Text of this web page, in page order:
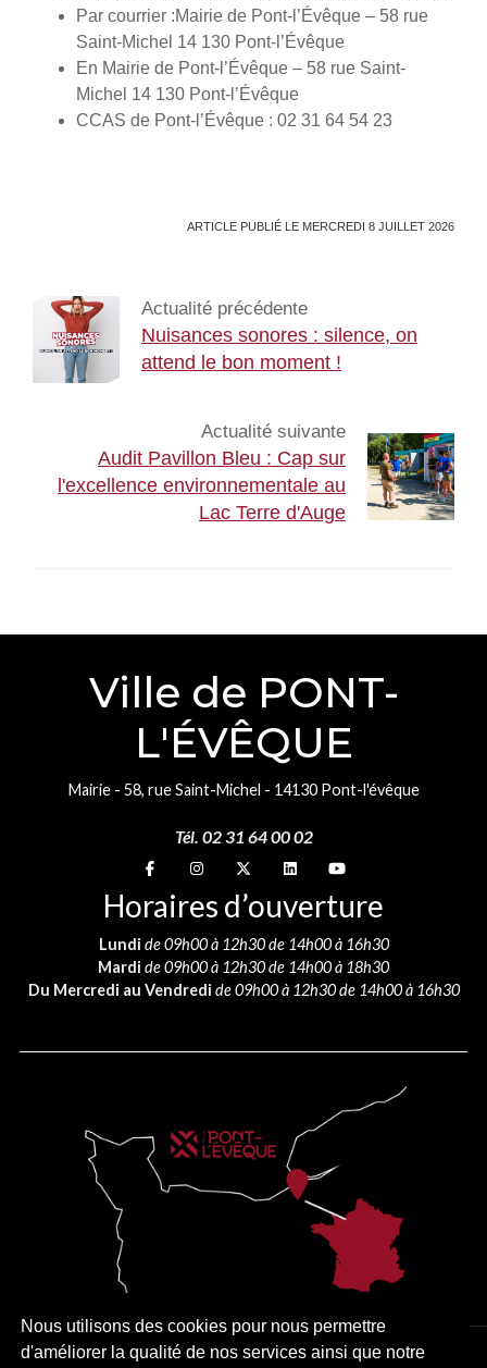
Nous utilisons des cookies pour nous permettre
d'améliorer la qualité de nos services ainsi que notre
Par courrier :Mairie de Pont-l’Évêque – 58 rue
Saint-Michel 14 130 Pont-l’Évêque
En Mairie de Pont-l’Évêque – 58 rue Saint-
Michel 14 130 Pont-l’Évêque
CCAS de Pont-l’Évêque : 02 31 64 54 23
ARTICLE PUBLIÉ LE MERCREDI 8 JUILLET 2026
Actualité précédente
Nuisances sonores : silence, on
attend le bon moment !
Actualité suivante
Audit Pavillon Bleu : Cap sur
l'excellence environnementale au
Lac Terre d'Auge
Ville de PONT-
L'ÉVÊQUE
Mairie - 58, rue Saint-Michel - 14130 Pont-l'évêque
Tél. 02 31 64 00 02
Suivez-nous sur
Suivez-nous sur
Suivez-nous sur
Suivez-nous sur
Suivez-nous sur
Horaires d’ouverture
Lundi de 09h00 à 12h30 de 14h00 à 16h30
Mardi de 09h00 à 12h30 de 14h00 à 18h30
Du Mercredi au Vendredi de 09h00 à 12h30 de 14h00 à 16h30
PLAN DU SITE MENTIONS LÉGALES ACCESSIBILITÉ